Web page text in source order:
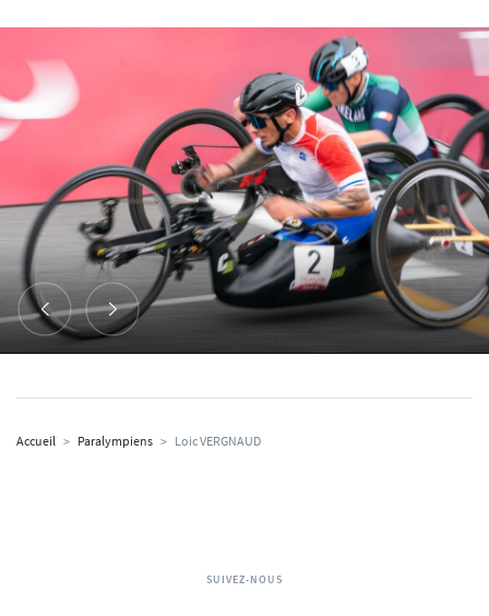
Accueil > Paralympiens > Loic VERGNAUD
SUIVEZ-NOUS